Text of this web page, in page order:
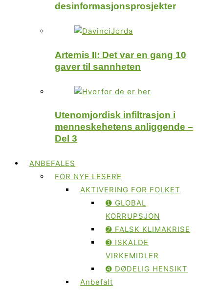
desinformasjonsprosjekter
Artemis II: Det var en gang 10
gaver til sannheten
Utenomjordisk infiltrasjon i
menneskehetens anliggende –
Del 3
ANBEFALES
FOR NYE LESERE
AKTIVERING FOR FOLKET
➊ GLOBAL
KORRUPSJON
➋ FALSK KLIMAKRISE
➌ ISKALDE
VIRKEMIDLER
➍ DØDELIG HENSIKT
Anbefalt